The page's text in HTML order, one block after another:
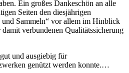
Ein großes Dankeschön an alle
Seiten den diesjährigen
Sammeln“ vor allem im Hinblick
verbundenen Qualitätssicherung
und ausgiebig für
genützt werden konnte.…